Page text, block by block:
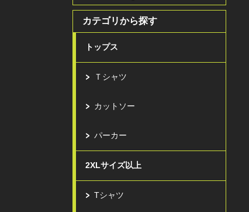
カテゴリから探す
トップス
Ｔシャツ
カットソー
パーカー
2XLサイズ以上
Tシャツ